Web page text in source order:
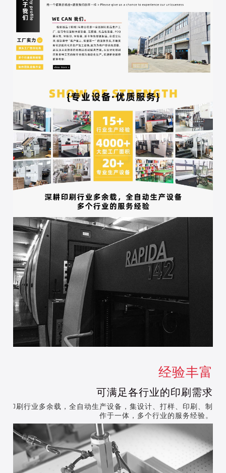
经验丰富
可满足各行业的印刷需求
印刷行业多余载，全自动生产设备，集设计、打样、印刷、制
作于一体，多个行业的服务经验。